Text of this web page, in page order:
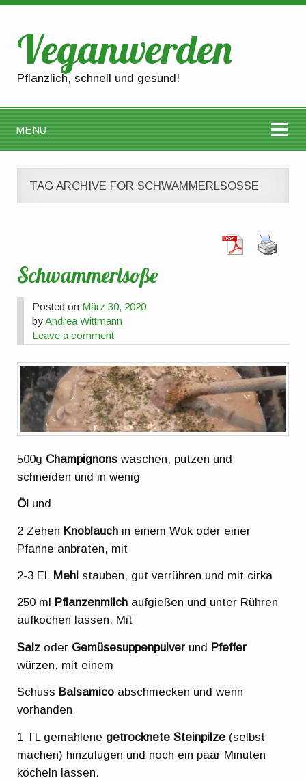
Veganwerden
Pflanzlich, schnell und gesund!
MENU
TAG ARCHIVE FOR SCHWAMMERLSOSSE
Schwammerlsoße
Posted on März 30, 2020
byAndrea Wittmann
Leave a comment
500g Champignonswaschen, putzen und
schneiden und in wenig
Öl und
2 Zehen Knoblauch in einem Wok oder einer
Pfanne anbraten, mit
2-3 EL Mehl stauben, gut verrühren und mit cirka
250 ml Pflanzenmilch aufgießen und unter Rühren
aufkochen lassen. Mit
Salz oder Gemüsesuppenpulver und Pfeffer
würzen, mit einem
Schuss Balsamico abschmecken und wenn
vorhanden
1 TL gemahlene getrocknete Steinpilze (selbst
machen) hinzufügen und noch ein paar Minuten
köcheln lassen.